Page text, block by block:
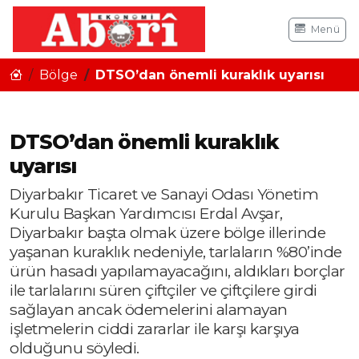
Menü
Bölge DTSO’dan önemli kuraklık uyarısı
DTSO’dan önemli kuraklık
uyarısı
Diyarbakır Ticaret ve Sanayi Odası Yönetim
Kurulu Başkan Yardımcısı Erdal Avşar,
Diyarbakır başta olmak üzere bölge illerinde
yaşanan kuraklık nedeniyle, tarlaların %80’inde
ürün hasadı yapılamayacağını, aldıkları borçlar
ile tarlalarını süren çiftçiler ve çiftçilere girdi
sağlayan ancak ödemelerini alamayan
işletmelerin ciddi zararlar ile karşı karşıya
olduğunu söyledi.